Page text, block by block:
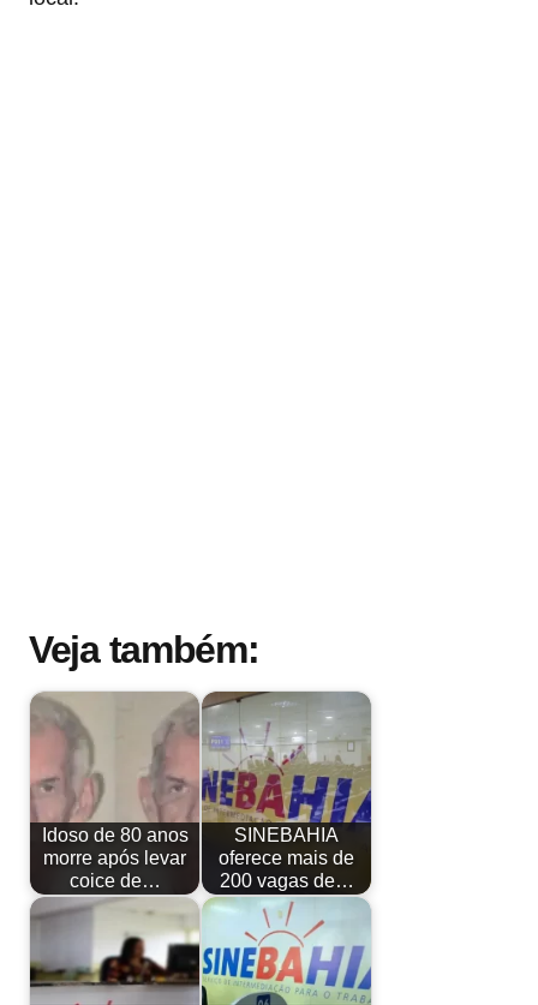
Veja também:
Idoso de 80 anos
morre após levar
coice de…
SINEBAHIA
oferece mais de
200 vagas de…